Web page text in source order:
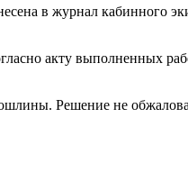
в журнал кабинного
акту выполненных
Решение не